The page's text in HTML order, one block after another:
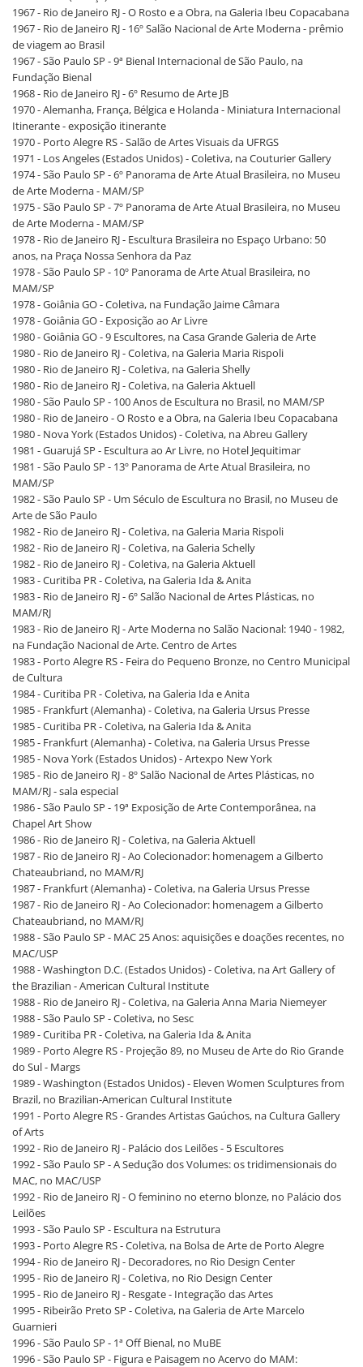
1967 - Rio de Janeiro RJ - O Rosto e a Obra, na Galeria Ibeu Copacabana
1967 - Rio de Janeiro RJ - 16º Salão Nacional de Arte Moderna - prêmio
de viagem ao Brasil
1967 - São Paulo SP - 9ª Bienal Internacional de São Paulo, na
Fundação Bienal
1968 - Rio de Janeiro RJ - 6º Resumo de Arte JB
1970 - Alemanha, França, Bélgica e Holanda - Miniatura Internacional
Itinerante - exposição itinerante
1970 - Porto Alegre RS - Salão de Artes Visuais da UFRGS
1971 - Los Angeles (Estados Unidos) - Coletiva, na Couturier Gallery
1974 - São Paulo SP - 6º Panorama de Arte Atual Brasileira, no Museu
de Arte Moderna - MAM/SP
1975 - São Paulo SP - 7º Panorama de Arte Atual Brasileira, no Museu
de Arte Moderna - MAM/SP
1978 - Rio de Janeiro RJ - Escultura Brasileira no Espaço Urbano: 50
anos, na Praça Nossa Senhora da Paz
1978 - São Paulo SP - 10º Panorama de Arte Atual Brasileira, no
MAM/SP
1978 - Goiânia GO - Coletiva, na Fundação Jaime Câmara
1978 - Goiânia GO - Exposição ao Ar Livre
1980 - Goiânia GO - 9 Escultores, na Casa Grande Galeria de Arte
1980 - Rio de Janeiro RJ - Coletiva, na Galeria Maria Rispoli
1980 - Rio de Janeiro RJ - Coletiva, na Galeria Shelly
1980 - Rio de Janeiro RJ - Coletiva, na Galeria Aktuell
1980 - São Paulo SP - 100 Anos de Escultura no Brasil, no MAM/SP
1980 - Rio de Janeiro - O Rosto e a Obra, na Galeria Ibeu Copacabana
1980 - Nova York (Estados Unidos) - Coletiva, na Abreu Gallery
1981 - Guarujá SP - Escultura ao Ar Livre, no Hotel Jequitimar
1981 - São Paulo SP - 13º Panorama de Arte Atual Brasileira, no
MAM/SP
1982 - São Paulo SP - Um Século de Escultura no Brasil, no Museu de
Arte de São Paulo
1982 - Rio de Janeiro RJ - Coletiva, na Galeria Maria Rispoli
1982 - Rio de Janeiro RJ - Coletiva, na Galeria Schelly
1982 - Rio de Janeiro RJ - Coletiva, na Galeria Aktuell
1983 - Curitiba PR - Coletiva, na Galeria Ida & Anita
1983 - Rio de Janeiro RJ - 6º Salão Nacional de Artes Plásticas, no
MAM/RJ
1983 - Rio de Janeiro RJ - Arte Moderna no Salão Nacional: 1940 - 1982,
na Fundação Nacional de Arte. Centro de Artes
1983 - Porto Alegre RS - Feira do Pequeno Bronze, no Centro Municipal
de Cultura
1984 - Curitiba PR - Coletiva, na Galeria Ida e Anita
1985 - Frankfurt (Alemanha) - Coletiva, na Galeria Ursus Presse
1985 - Curitiba PR - Coletiva, na Galeria Ida & Anita
1985 - Frankfurt (Alemanha) - Coletiva, na Galeria Ursus Presse
1985 - Nova York (Estados Unidos) - Artexpo New York
1985 - Rio de Janeiro RJ - 8º Salão Nacional de Artes Plásticas, no
MAM/RJ - sala especial
1986 - São Paulo SP - 19ª Exposição de Arte Contemporânea, na
Chapel Art Show
1986 - Rio de Janeiro RJ - Coletiva, na Galeria Aktuell
1987 - Rio de Janeiro RJ - Ao Colecionador: homenagem a Gilberto
Chateaubriand, no MAM/RJ
1987 - Frankfurt (Alemanha) - Coletiva, na Galeria Ursus Presse
1987 - Rio de Janeiro RJ - Ao Colecionador: homenagem a Gilberto
Chateaubriand, no MAM/RJ
1988 - São Paulo SP - MAC 25 Anos: aquisições e doações recentes, no
MAC/USP
1988 - Washington D.C. (Estados Unidos) - Coletiva, na Art Gallery of
the Brazilian - American Cultural Institute
1988 - Rio de Janeiro RJ - Coletiva, na Galeria Anna Maria Niemeyer
1988 - São Paulo SP - Coletiva, no Sesc
1989 - Curitiba PR - Coletiva, na Galeria Ida & Anita
1989 - Porto Alegre RS - Projeção 89, no Museu de Arte do Rio Grande
do Sul - Margs
1989 - Washington (Estados Unidos) - Eleven Women Sculptures from
Brazil, no Brazilian-American Cultural Institute
1991 - Porto Alegre RS - Grandes Artistas Gaúchos, na Cultura Gallery
of Arts
1992 - Rio de Janeiro RJ - Palácio dos Leilões - 5 Escultores
1992 - São Paulo SP - A Sedução dos Volumes: os tridimensionais do
MAC, no MAC/USP
1992 - Rio de Janeiro RJ - O feminino no eterno blonze, no Palácio dos
Leilões
1993 - São Paulo SP - Escultura na Estrutura
1993 - Porto Alegre RS - Coletiva, na Bolsa de Arte de Porto Alegre
1994 - Rio de Janeiro RJ - Decoradores, no Rio Design Center
1995 - Rio de Janeiro RJ - Coletiva, no Rio Design Center
1995 - Rio de Janeiro RJ - Resgate - Integração das Artes
1995 - Ribeirão Preto SP - Coletiva, na Galeria de Arte Marcelo
Guarnieri
1996 - São Paulo SP - 1ª Off Bienal, no MuBE
1996 - São Paulo SP - Figura e Paisagem no Acervo do MAM: